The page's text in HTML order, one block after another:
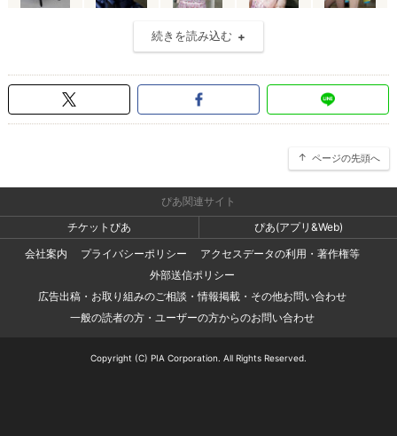
続きを読み込む
ページの先頭へ
ぴあ関連サイト
チケットぴあ
ぴあ(アプリ&Web)
会社案内
プライバシーポリシー
アクセスデータの利用・著作権等
外部送信ポリシー
広告出稿・お取り組みのご相談・情報掲載・その他お問い合わせ
一般の読者の方・ユーザーの方からのお問い合わせ
Copyright (C) PIA Corporation. All Rights Reserved.